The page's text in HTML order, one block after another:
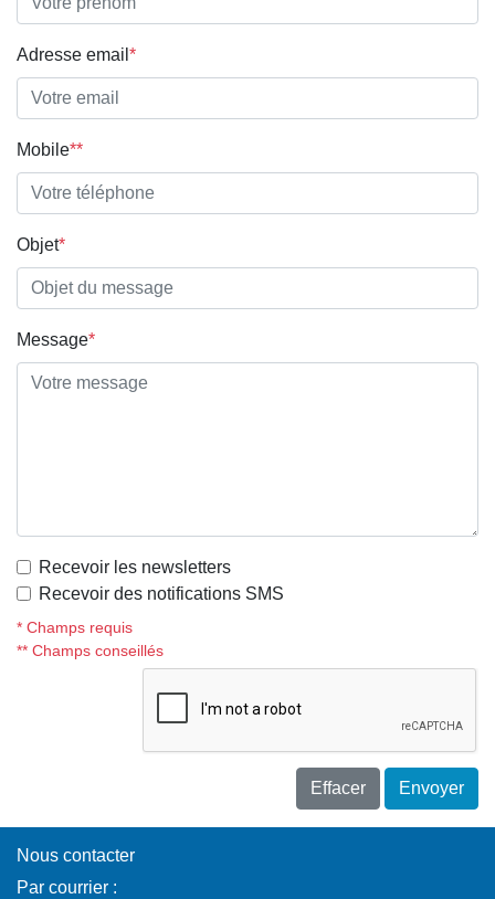
Nous contacter
Par courrier :
Adresse email *
Mobile**
Objet*
Message*
Recevoir les newsletters
Recevoir des notifications SMS
* Champs requis
** Champs conseillés
Effacer Envoyer